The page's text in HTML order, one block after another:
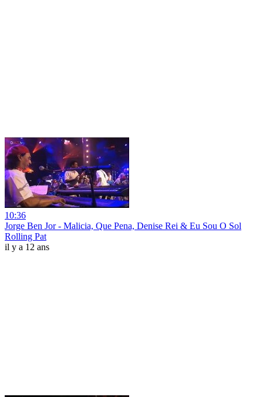
10:36
Jorge Ben Jor - Malicia, Que Pena, Denise Rei & Eu Sou O Sol
Rolling Pat
il y a 12 ans